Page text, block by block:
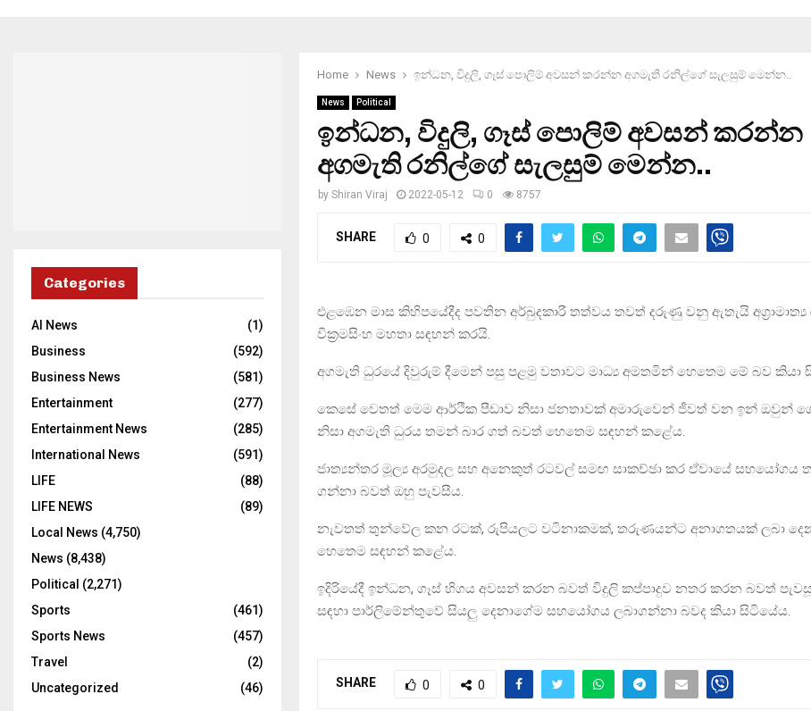
Home News ඉන්ධන, විදුලි, ගෑස් පොලිම් අවසන් කරන්න අගමැති රනිල්ගේ සැලසුම් මෙන්න..
News Political
ඉන්ධන, විදුලි, ගෑස් පොලිම් අවසන් කරන්න
අගමැති රනිල්ගේ සැලසුම් මෙන්න..
by Shiran Viraj 2022-05-12 0 8757
SHARE 0 0
එළඹෙන මාස කිහිපයේදීද පවතින අර්බුදකාරී තත්වය තවත් දරුණු වනු ඇතැයි
වික්‍රමසිංහ මහතා සඳහන් කරයි.
අගමැති ධුරයේ දිවුරුම් දීමෙන් පසු පළමු වතාවට මාධ්‍ය අමතමින් හෙතෙම මේ බව කියා
කෙසේ වෙතත් මෙම ආර්ථික පීඩාව නිසා ජනතාවක් අමාරුවෙන් ජීවත් වන ඉන් ඔවුන්
නිසා අගමැති ධුරය තමන් බාර ගත් බවත් හෙතෙම සඳහන් කළේය.
ජාත්‍යන්තර මූල්‍ය අරමුදල සහ අනෙකුත් රටවල් සමඟ සාකච්ඡා කර ඒවායේ සහයෝගය
ගන්නා බවත් ඔහු පැවසීය.
නැවතත් තුන්වේල කන රටක්, රුපියලට වටිනාකමක්, තරුණයන්ට අනාගතයක් ලබා
හෙතෙම සඳහන් කළේය.
ඉදිරියේදී ඉන්ධන, ගෑස් හිගය අවසන් කරන බවත් විදුලි කප්පාදුව නතර කරන බවත්
සඳහා පාර්ලිමේන්තුවේ සියලු දෙනාගේම සහයෝගය ලබාගන්නා බවද කියා සිටියේය.
SHARE 0 0
Categories
AI News
(1)
Business
(592)
Business News
(581)
Entertainment
(277)
Entertainment News
(285)
International News
(591)
LIFE
(88)
LIFE NEWS
(89)
Local News (4,750)
News (8,438)
Political (2,271)
Sports
(461)
Sports News
(457)
Travel
(2)
Uncategorized
(46)